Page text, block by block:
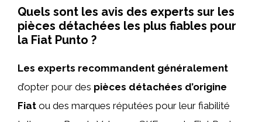
Quels sont les avis des experts sur les
pièces détachées les plus fiables pour
la Fiat Punto ?
Les experts recommandent généralement
d’opter pour des pièces détachées d’origine
Fiat ou des marques réputées pour leur fiabilité